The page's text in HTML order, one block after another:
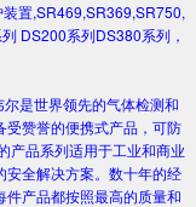
置,SR469,SR369,SR750,
DS200系列DS380系列，
尔是世界领先的气体检测和
受赞誉的便携式产品，可防
产品系列适用于工业和商业
安全解决方案。数十年的经
产品都按照最高的质量和